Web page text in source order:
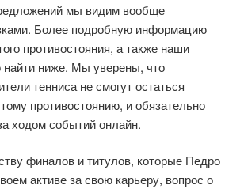
мы видим вообще
Более подробную информацию
противостояния, а также наши
найти ниже. Мы уверены, что
тенниса не смогут остаться
противостоянию, и обязательно
ходом событий онлайн.
финалов и титулов, которые Педро
активе за свою карьеру, вопрос о